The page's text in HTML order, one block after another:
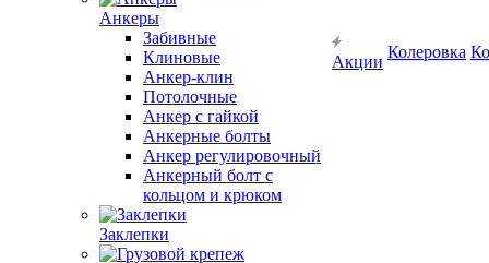
Анкеры
Забивные
Клиновые
Анкер-клин
Потолочные
Анкер с гайкой
Анкерные болты
Анкер регулировочный
Анкерный болт с
кольцом и крюком
Заклепки
Акции
Колеровка